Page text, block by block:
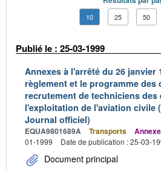
10 25 50
Publié le : 25-03-1999
Annexes à l'arrêté du 26 janvier
règlement et le programme
recrutement de techniciens des
l'exploitation de l'aviation civile
Journal officiel)
EQUA9801689A Transports Annexe
01-1999
Date de publication : 25-03-
Document principal